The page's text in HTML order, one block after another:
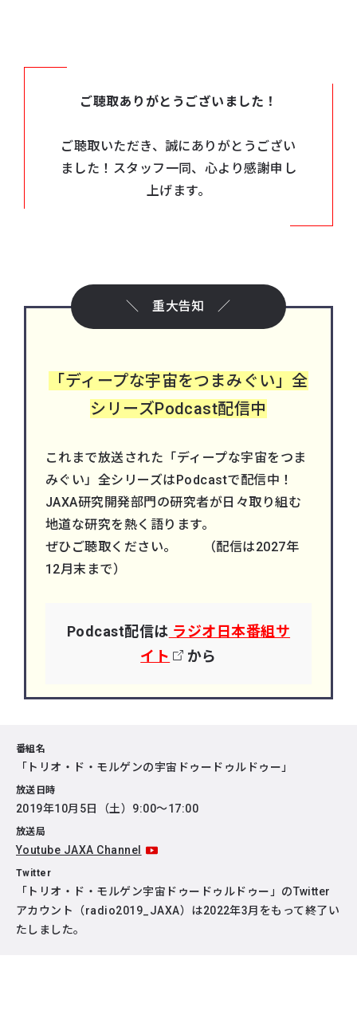
ご聴取ありがとうございました！
ご聴取いただき、誠にありがとうござい
ました！スタッフ一同、心より感謝申し
上げます。
＼ 重大告知 ／
「ディープな宇宙をつまみぐい」全
シリーズPodcast配信中
これまで放送された「ディープな宇宙をつま
みぐい」全シリーズはPodcastで配信中！
JAXA研究開発部門の研究者が日々取り組む
地道な研究を熱く語ります。
ぜひご聴取ください。 （配信は2027年
12月末まで）
Podcast配信は ラジオ日本番組サ
イト
から
番組名
「トリオ・ド・モルゲンの宇宙ドゥードゥルドゥー」
放送日時
2019年10月5日（土）9:00～17:00
放送局
Youtube JAXA Channel
Twitter
「トリオ・ド・モルゲン宇宙ドゥードゥルドゥー」のTwitter
アカウント（radio2019_JAXA）は2022年3月をもって終了い
たしました。